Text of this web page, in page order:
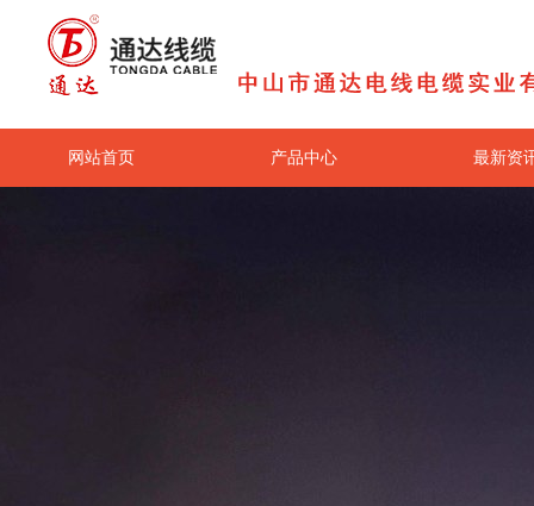
网站首页 产品中心 最新资